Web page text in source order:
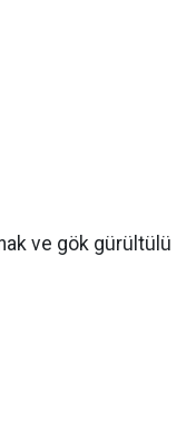
ve gök gürültülü